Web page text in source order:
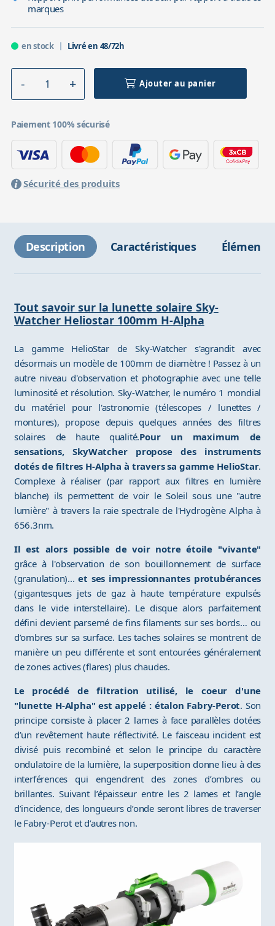
marques
en stock Livré en 48/72h
Ajouter au panier
Paiement 100% sécurisé
Sécurité des produits
Description Caractéristiques Éléments
Tout savoir sur la lunette solaire Sky-
Watcher Heliostar 100mm H-Alpha
La gamme HelioStar de Sky-Watcher s'agrandit avec
désormais un modèle de 100mm de diamètre ! Passez à un
autre niveau d'observation et photographie avec une telle
luminosité et résolution. Sky-Watcher, le numéro 1 mondial
du matériel pour l'astronomie (télescopes / lunettes /
montures), propose depuis quelques années des filtres
solaires de haute qualité.Pour un maximum de
sensations, SkyWatcher propose des instruments
dotés de filtres H-Alpha à travers sa gamme HelioStar.
Complexe à réaliser (par rapport aux filtres en lumière
blanche) ils permettent de voir le Soleil sous une "autre
lumière" à travers la raie spectrale de l'Hydrogène Alpha à
656.3nm.
Il est alors possible de voir notre étoile "vivante"
grâce à l'observation de son bouillonnement de surface
(granulation)...et ses impressionnantes protubérances
(gigantesques jets de gaz à haute température expulsés
dans le vide interstellaire). Le disque alors parfaitement
défini devient parsemé de fins filaments sur ses bords… ou
d’ombres sur sa surface. Les taches solaires se montrent de
manière un peu différente et sont entourées généralement
de zones actives (flares) plus chaudes.
Le procédé de filtration utilisé, le coeur d'une
"lunette H-Alpha" est appelé : étalon Fabry-Perot. Son
principe consiste à placer 2 lames à face parallèles dotées
d’un revêtement haute réflectivité. Le faisceau incident est
divisé puis recombiné et selon le principe du caractère
ondulatoire de la lumière, la superposition donne lieu à des
interférences qui engendrent des zones d’ombres ou
brillantes. Suivant l’épaisseur entre les 2 lames et l’angle
d’incidence, des longueurs d’onde seront libres de traverser
le Fabry-Perot et d’autres non.